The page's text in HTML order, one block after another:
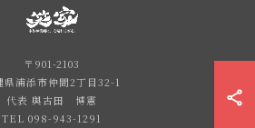
〒901-2103
県浦添市仲間2丁目32-1
代表 與古田 博憲
TEL 098-943-1291